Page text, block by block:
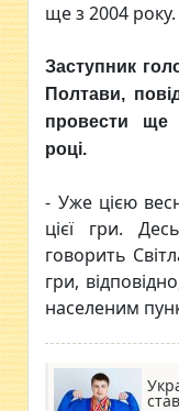
ще з 2004 року.
Заступник
Полтави,
провести
році.
- Уже цією
цієї гри.
говорить
гри,
населеним